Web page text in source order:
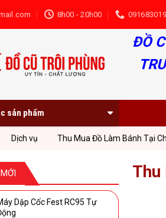
8h00 - 20h00
ĐỒ
sản phẩm
Dịch vụ Thu Mua Đồ Làm Bánh Tại
Dập Cốc Fest RC95 Tự
Thu